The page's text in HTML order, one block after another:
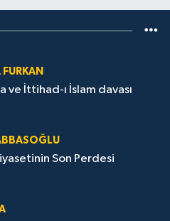
ve İttihad-ı İslam davası
Son Perdesi